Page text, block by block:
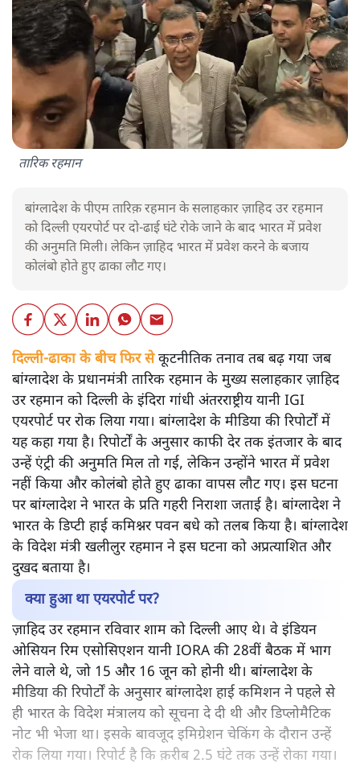
तारिक रहमान
बांग्लादेश के पीएम तारिक़ रहमान के सलाहकार ज़ाहिद उर रहमान
को दिल्ली एयरपोर्ट पर दो-ढाई घंटे रोके जाने के बाद भारत में प्रवेश
की अनुमति मिली। लेकिन ज़ाहिद भारत में प्रवेश करने के बजाय
कोलंबो होते हुए ढाका लौट गए।
दिल्ली-ढाका के बीच फिर सेकूटनीतिक तनाव तब बढ़ गया जब
बांग्लादेश के प्रधानमंत्री तारिक रहमान के मुख्य सलाहकार ज़ाहिद
उर रहमान को दिल्ली के इंदिरा गांधी अंतरराष्ट्रीय यानी IGI
एयरपोर्ट पर रोक लिया गया। बांग्लादेश के मीडिया की रिपोर्टों में
यह कहा गया है। रिपोर्टों के अनुसार काफी देर तक इंतजार के बाद
उन्हें एंट्री की अनुमति मिल तो गई, लेकिन उन्होंने भारत में प्रवेश
नहीं किया और कोलंबो होते हुए ढाका वापस लौट गए। इस घटना
पर बांग्लादेश ने भारत के प्रति गहरी निराशा जताई है। बांग्लादेश ने
भारत के डिप्टी हाई कमिश्नर पवन बधे को तलब किया है। बांग्लादेश
के विदेश मंत्री खलीलुर रहमान ने इस घटना को अप्रत्याशित और
दुखद बताया है।
क्या हुआ था एयरपोर्ट पर?
ज़ाहिद उर रहमान रविवार शाम को दिल्ली आए थे। वे इंडियन
ओसियन रिम एसोसिएशन यानी IORA की 28वीं बैठक में भाग
लेने वाले थे, जो 15 और 16 जून को होनी थी। बांग्लादेश के
मीडिया की रिपोर्टों के अनुसार बांग्लादेश हाई कमिशन ने पहले से
ही भारत के विदेश मंत्रालय को सूचना दे दी थी और डिप्लोमैटिक
नोट भी भेजा था। इसके बावजूद इमिग्रेशन चेकिंग के दौरान उन्हें
रोक लिया गया। रिपोर्ट है कि क़रीब 2.5 घंटे तक उन्हें रोका गया।